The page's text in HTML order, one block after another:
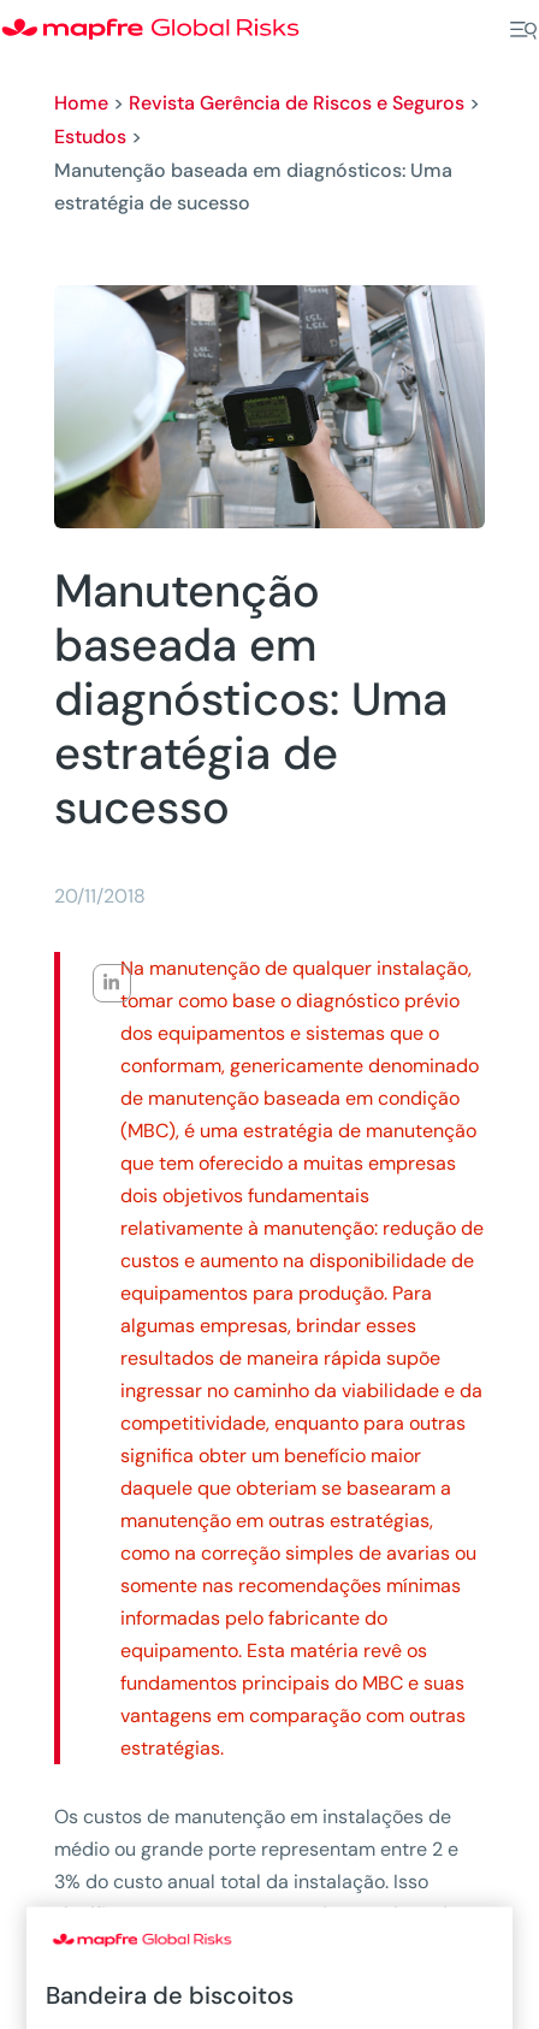
Home> Revista Gerência de Riscos e Seguros>
Estudos>
Manutenção baseada em diagnósticos: Uma
estratégia de sucesso
Manutenção
baseada em
diagnósticos: Uma
estratégia de
sucesso
20/11/2018
Na manutenção de qualquer instalação,
tomar como base o diagnóstico prévio
dos equipamentos e sistemas que o
conformam, genericamente denominado
de manutenção baseada em condição
(MBC), é uma estratégia de manutenção
que tem oferecido a muitas empresas
dois objetivos fundamentais
relativamente à manutenção: redução de
custos e aumento na disponibilidade de
equipamentos para produção. Para
algumas empresas, brindar esses
resultados de maneira rápida supõe
ingressar no caminho da viabilidade e da
competitividade, enquanto para outras
significa obter um benefício maior
daquele que obteriam se basearam a
manutenção em outras estratégias,
como na correção simples de avarias ou
somente nas recomendações mínimas
informadas pelo fabricante do
equipamento. Esta matéria revê os
fundamentos principais do MBC e suas
vantagens em comparação com outras
estratégias.
Os custos de manutenção em instalações de
médio ou grande porte representam entre 2 e
3% do custo anual total da instalação. Isso
significa que uma empresa, cuja reposição de
ativos foi avaliada em 100 milhões de euros,
euros anuais incluindo pessoal, contratos com
Bandeira de biscoitos